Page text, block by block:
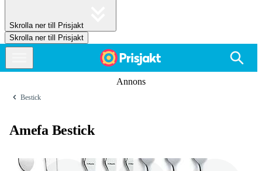
Skrolla ner till Prisjakt
Skrolla ner till Prisjakt
Annons
Bestick
Amefa Bestick